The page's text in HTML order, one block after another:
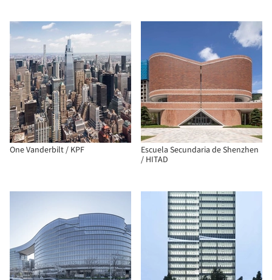
One Vanderbilt / KPF
Escuela Secundaria de Shenzhen
/ HITAD